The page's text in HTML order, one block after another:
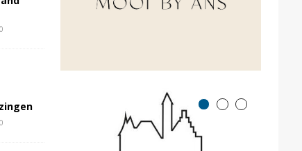
0
0